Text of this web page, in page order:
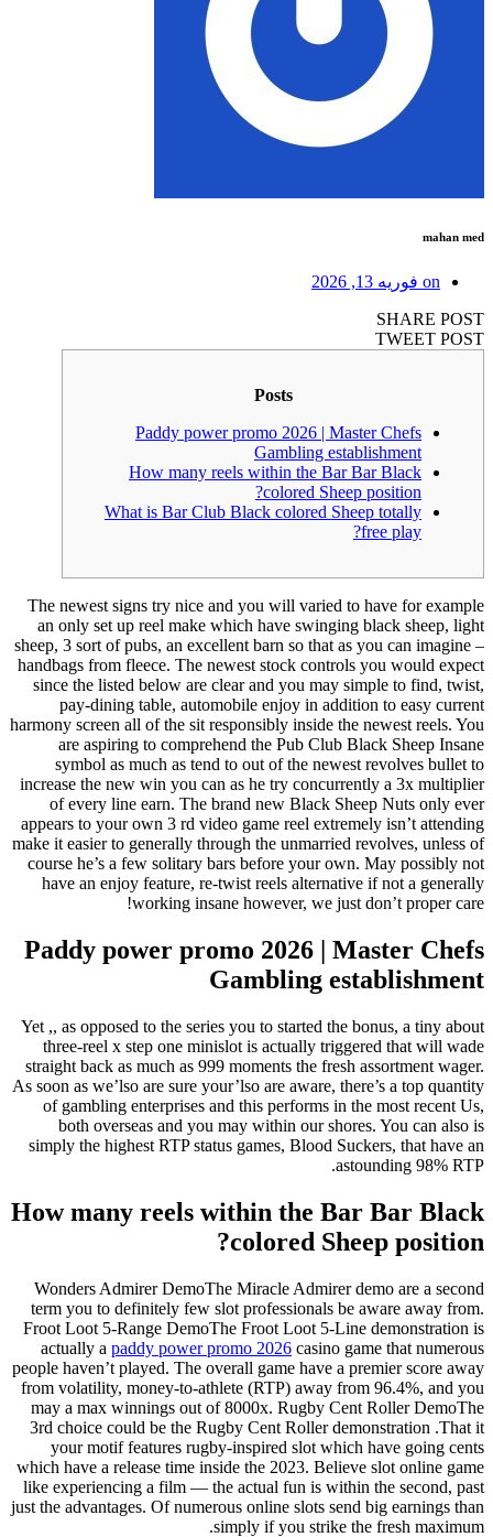
mahan med
on فوریه 13, 2026
SHARE POST
TWEET POST
Posts
Paddy power promo 2026 | Master Chefs
Gambling establishment
How many reels within the Bar Bar Black
colored Sheep position?
What is Bar Club Black colored Sheep totally
free play?
The newest signs try nice and you will varied to have for example
an only set up reel make which have swinging black sheep, light
sheep, 3 sort of pubs, an excellent barn so that as you can imagine –
handbags from fleece. The newest stock controls you would expect
since the listed below are clear and you may simple to find, twist,
pay-dining table, automobile enjoy in addition to easy current
harmony screen all of the sit responsibly inside the newest reels. You
are aspiring to comprehend the Pub Club Black Sheep Insane
symbol as much as tend to out of the newest revolves bullet to
increase the new win you can as he try concurrently a 3x multiplier
of every line earn. The brand new Black Sheep Nuts only ever
appears to your own 3 rd video game reel extremely isn’t attending
make it easier to generally through the unmarried revolves, unless of
course he’s a few solitary bars before your own. May possibly not
have an enjoy feature, re-twist reels alternative if not a generally
working insane however, we just don’t proper care!
Paddy power promo 2026 | Master Chefs
Gambling establishment
Yet ,, as opposed to the series you to started the bonus, a tiny about
three-reel x step one minislot is actually triggered that will wade
straight back as much as 999 moments the fresh assortment wager.
As soon as we’lso are sure your’lso are aware, there’s a top quantity
of gambling enterprises and this performs in the most recent Us,
both overseas and you may within our shores. You can also is
simply the highest RTP status games, Blood Suckers, that have an
astounding 98% RTP.
How many reels within the Bar Bar Black
colored Sheep position?
Wonders Admirer DemoThe Miracle Admirer demo are a second
term you to definitely few slot professionals be aware away from.
Froot Loot 5-Range DemoThe Froot Loot 5-Line demonstration is
actually a paddy power promo 2026 casino game that numerous
people haven’t played. The overall game have a premier score away
from volatility, money-to-athlete (RTP) away from 96.4%, and you
may a max winnings out of 8000x. Rugby Cent Roller DemoThe
3rd choice could be the Rugby Cent Roller demonstration .That it
your motif features rugby-inspired slot which have going cents
which have a release time inside the 2023. Believe slot online game
like experiencing a film — the actual fun is within the second, past
just the advantages. Of numerous online slots send big earnings than
simply if you strike the fresh maximum.